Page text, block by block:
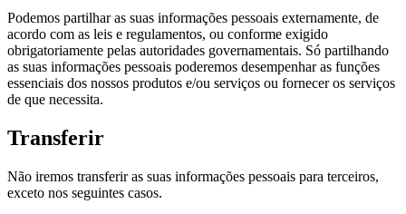
Podemos partilhar as suas informações pessoais externamente, de
acordo com as leis e regulamentos, ou conforme exigido
obrigatoriamente pelas autoridades governamentais. Só partilhando
as suas informações pessoais poderemos desempenhar as funções
essenciais dos nossos produtos e/ou serviços ou fornecer os serviços
de que necessita.
Transferir
Não iremos transferir as suas informações pessoais para terceiros,
exceto nos seguintes casos.